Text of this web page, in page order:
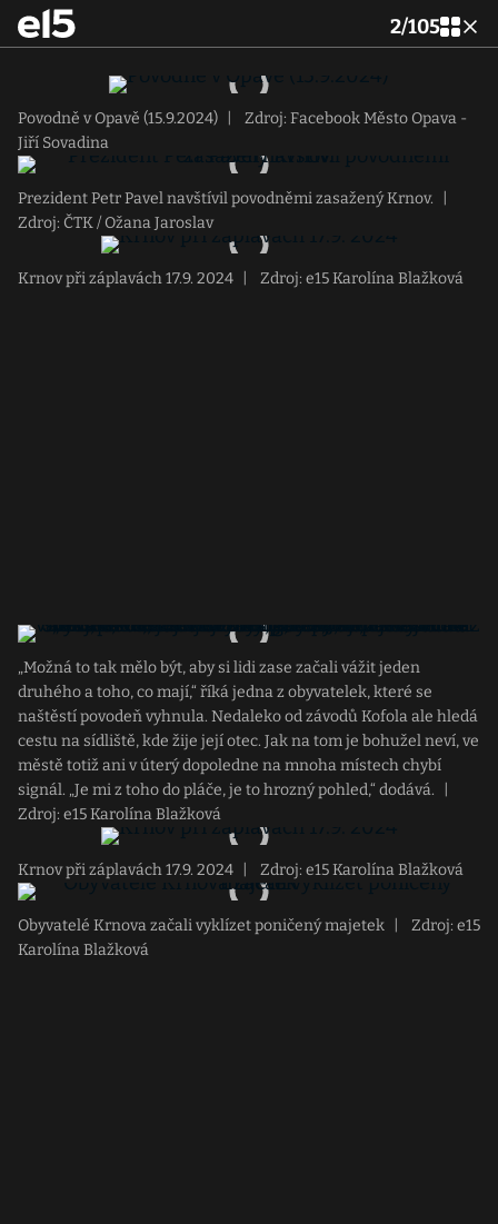
2/105
Povodně v Opavě (15.9.2024)
Zdroj: Facebook Město Opava -
Jiří Sovadina
Prezident Petr Pavel navštívil povodněmi zasažený Krnov.
Zdroj: ČTK / Ožana Jaroslav
Krnov při záplavách 17.9. 2024 Zdroj: e15 Karolína Blažková
„Možná to tak mělo být, aby si lidi zase začali vážit jeden
druhého a toho, co mají,“ říká jedna z obyvatelek, které se
naštěstí povodeň vyhnula. Nedaleko od závodů Kofola ale hledá
cestu na sídliště, kde žije její otec. Jak na tom je bohužel neví, ve
městě totiž ani v úterý dopoledne na mnoha místech chybí
signál. „Je mi z toho do pláče, je to hrozný pohled,“ dodává.
Zdroj: e15 Karolína Blažková
Krnov při záplavách 17.9. 2024 Zdroj: e15 Karolína Blažková
Obyvatelé Krnova začali vyklízet poničený majetek
Zdroj: e15
Karolína Blažková